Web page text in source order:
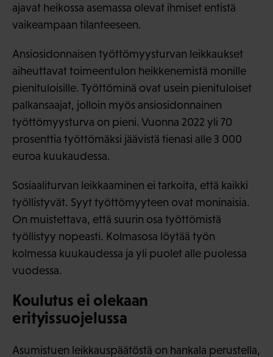
ajavat heikossa asemassa olevat ihmiset entistä
vaikeampaan tilanteeseen.
Ansiosidonnaisen työttömyysturvan leikkaukset
aiheuttavat toimeentulon heikkenemistä monille
pienituloisille. Työttöminä ovat usein pienituloiset
palkansaajat, jolloin myös ansiosidonnainen
työttömyysturva on pieni. Vuonna 2022 yli 70
prosenttia työttömäksi jäävistä tienasi alle 3 000
euroa kuukaudessa.
Sosiaaliturvan leikkaaminen ei tarkoita, että kaikki
työllistyvät. Syyt työttömyyteen ovat moninaisia.
On muistettava, että suurin osa työttömistä
työllistyy nopeasti. Kolmasosa löytää työn
kolmessa kuukaudessa ja yli puolet alle puolessa
vuodessa.
Koulutus ei olekaan
erityissuojelussa
Asumistuen leikkauspäätöstä on hankala perustella,